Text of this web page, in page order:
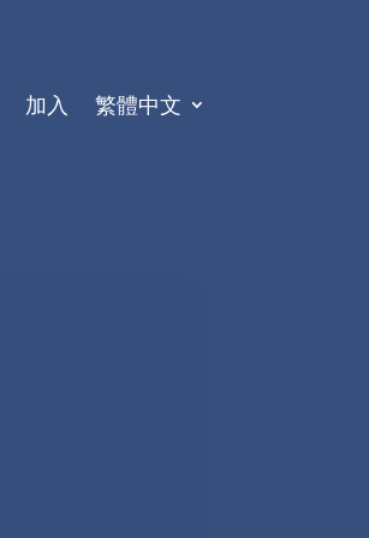
加入 繁體中文